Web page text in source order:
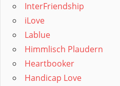
InterFriendship
iLove
Lablue
Himmlisch Plaudern
Heartbooker
Handicap Love